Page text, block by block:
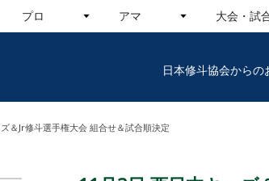
プロ アマ 大会・試
日本修斗協会からの
＆Jr修斗選手権大会 組合せ＆試合順決定